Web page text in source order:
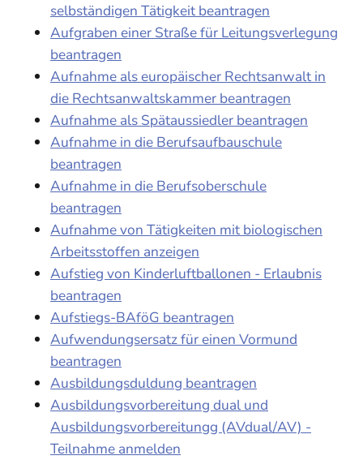
selbständigen Tätigkeit beantragen
Aufgraben einer Straße für Leitungsverlegung
beantragen
Aufnahme als europäischer Rechtsanwalt in
die Rechtsanwaltskammer beantragen
Aufnahme als Spätaussiedler beantragen
Aufnahme in die Berufsaufbauschule
beantragen
Aufnahme in die Berufsoberschule
beantragen
Aufnahme von Tätigkeiten mit biologischen
Arbeitsstoffen anzeigen
Aufstieg von Kinderluftballonen - Erlaubnis
beantragen
Aufstiegs-BAföG beantragen
Aufwendungsersatz für einen Vormund
beantragen
Ausbildungsduldung beantragen
Ausbildungsvorbereitung dual und
Ausbildungsvorbereitungg (AVdual/AV) -
Teilnahme anmelden